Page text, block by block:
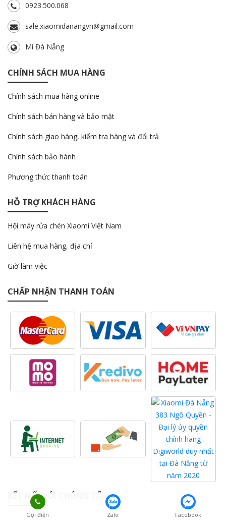
0923.500.068
sale.xiaomidanangvn@gmail.com
Mi Đà Nẵng
CHÍNH SÁCH MUA HÀNG
Chính sách mua hàng online
Chính sách bán hàng và bảo mật
Chính sách giao hàng, kiểm tra hàng và đổi trả
Chính sách bảo hành
Phương thức thanh toán
HỖ TRỢ KHÁCH HÀNG
Hội máy rửa chén Xiaomi Việt Nam
Liên hệ mua hàng, địa chỉ
Giờ làm việc
CHẤP NHẬN THANH TOÁN
KẾT NỐI VỚI CHÚNG TÔI
Gọi điện Zalo Facebook